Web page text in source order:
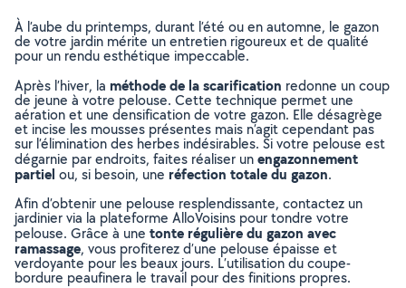
À l’aube du printemps, durant l’été ou en automne, le gazon
de votre jardin mérite un entretien rigoureux et de qualité
pour un rendu esthétique impeccable.
Après l’hiver, la méthode de la scarification redonne un coup
de jeune à votre pelouse. Cette technique permet une
aération et une densification de votre gazon. Elle désagrège
et incise les mousses présentes mais n’agit cependant pas
sur l’élimination des herbes indésirables. Si votre pelouse est
dégarnie par endroits, faites réaliser unengazonnement
partiel ou, si besoin, une réfection totale du gazon.
Afin d’obtenir une pelouse resplendissante, contactez un
jardinier via la plateforme AlloVoisins pour tondre votre
pelouse. Grâce à une tonte régulière du gazon avec
ramassage, vous profiterez d’une pelouse épaisse et
verdoyante pour les beaux jours. L’utilisation du coupe-
bordure peaufinera le travail pour des finitions propres.